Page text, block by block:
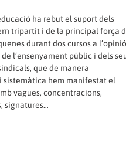
ha rebut el suport dels
tripartit i de la principal força
durant dos cursos a l’opinió
l’ensenyament públic i dels
que de manera
hem manifestat el
vagues, concentracions,
signatures…